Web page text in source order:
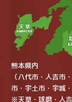
熊本県内
（八代市・人吉市
市・宇土市・宇城
※天草・球磨・人